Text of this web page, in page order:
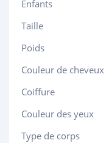
Enfants
Taille
Poids
Couleur de cheveux
Coiffure
Couleur des yeux
Type de corps